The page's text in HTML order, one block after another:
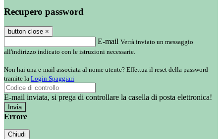
Recupero password
button close ×
E-mail Verrà inviato un messaggio
all'indirizzo indicato con le istruzioni necessarie.
Non hai una e-mail associata al nome utente? Effettua il reset della password
tramite la Login Spaggiari
E-mail inviata, si prega di controllare la casella di posta elettronica!
Errore
Chiudi